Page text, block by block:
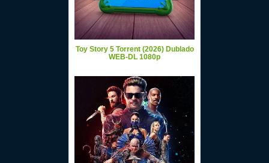
Toy Story 5 Torrent (2026) Dublado
WEB-DL 1080p